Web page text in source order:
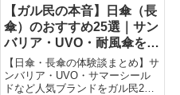
【ガル民の本音】日傘（長
傘）のおすすめ25選｜サン
バリア・UVO・耐風傘を徹
底比較
【日傘・長傘の体験談まとめ】サ
ンバリア・UVO・サマーシール
ドなど人気ブランドをガル民25